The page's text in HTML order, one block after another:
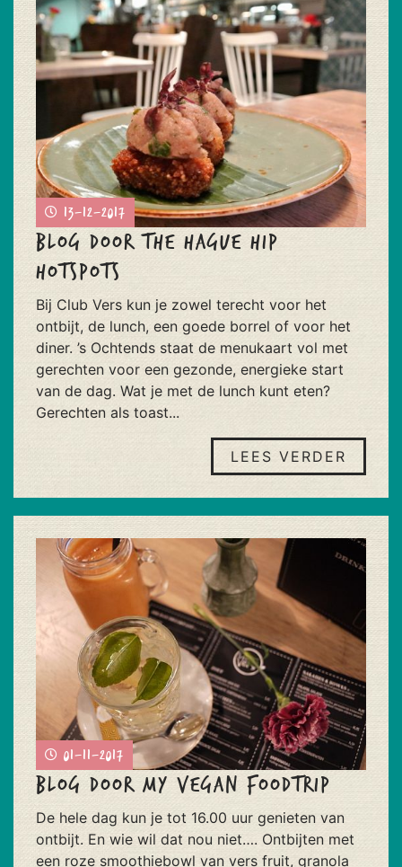
13-12-2017
Blog door The Hague Hip
Hotspots
Bij Club Vers kun je zowel terecht voor het
ontbijt, de lunch, een goede borrel of voor het
diner. ’s Ochtends staat de menukaart vol met
gerechten voor een gezonde, energieke start
van de dag. Wat je met de lunch kunt eten?
Gerechten als toast...
LEES VERDER
01-11-2017
Blog door My Vegan Foodtrip
De hele dag kun je tot 16.00 uur genieten van
ontbijt. En wie wil dat nou niet…. Ontbijten met
een roze smoothiebowl van vers fruit, granola